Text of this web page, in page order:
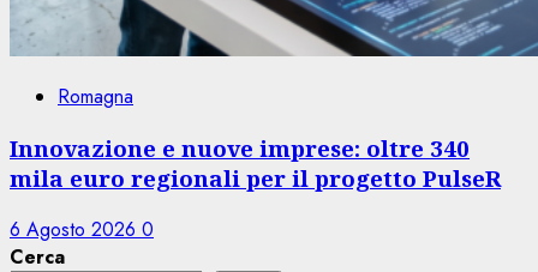
Romagna
Innovazione e nuove imprese: oltre 340
mila euro regionali per il progetto PulseR
6 Agosto 2026 0
Cerca